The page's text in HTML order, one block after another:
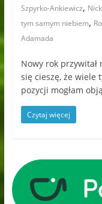
Szpyrko-Ankiewicz,
tym samym niebiem,
Adamada
Nowy rok przywitał
się cieszę, że wiele
pozycji mogłam
Czytaj więcej